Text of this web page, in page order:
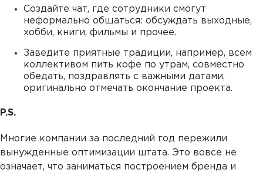
Создайте чат, где сотрудники смогут
неформально общаться: обсуждать выходные,
хобби, книги, фильмы и прочее.
Заведите приятные традиции, например, всем
коллективом пить кофе по утрам, совместно
обедать, поздравлять с важными датами,
оригинально отмечать окончание проекта.
P.S.
Многие компании за последний год пережили
вынужденные оптимизации штата. Это вовсе не
означает, что заниматься построением бренда и